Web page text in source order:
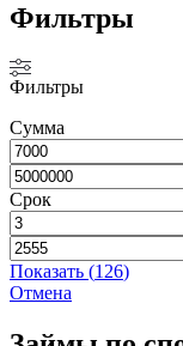
Фильтры
Фильтры
Сумма
Срок
Показать (126)
Отмена